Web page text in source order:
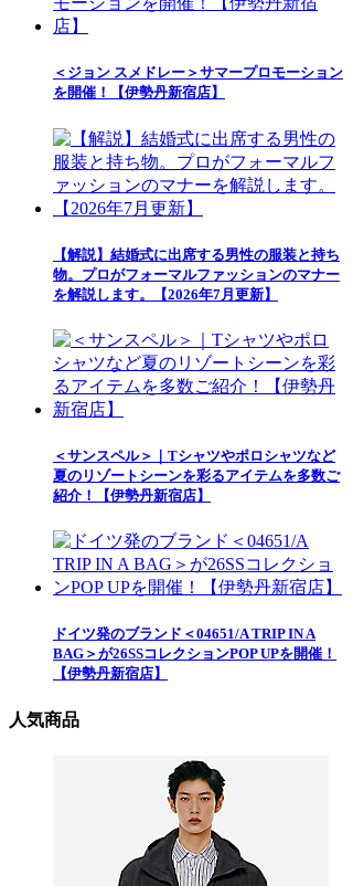
＜ジョン スメドレー＞サマープロモーション
を開催！【伊勢丹新宿店】
【解説】結婚式に出席する男性の服装と持ち
物。プロがフォーマルファッションのマナー
を解説します。【2026年7月更新】
＜サンスペル＞｜Tシャツやポロシャツなど
夏のリゾートシーンを彩るアイテムを多数ご
紹介！【伊勢丹新宿店】
ドイツ発のブランド＜04651/A TRIP IN A
BAG＞が26SSコレクションPOP UPを開催！
【伊勢丹新宿店】
人気商品